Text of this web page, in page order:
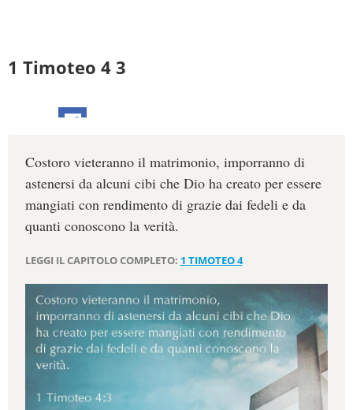
1 Timoteo 4 3
Costoro vieteranno il matrimonio, imporranno di
astenersi da alcuni cibi che Dio ha creato per essere
mangiati con rendimento di grazie dai fedeli e da
quanti conoscono la verità.
LEGGI IL CAPITOLO COMPLETO: 1 TIMOTEO 4